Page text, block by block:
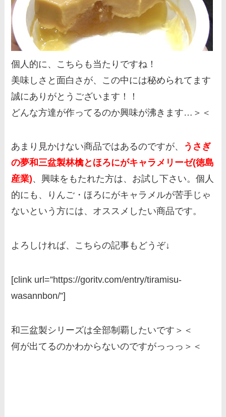
個人的に、こちらも当たりですね！
美味しさと面白さが、この中には秘められてます
誠にありがとうございます！！
どんな方達が作ってるのか興味が沸きます…＞＜
あまり見かけない商品ではあるのですが、 うさぎ
の夢和三盆製林檎とほろにがキャラメリーゼ(徳島
産業)、興味をもたれた方は、お試し下さい。個人
的にも、りんご・ほろにがキャラメルが苦手じゃ
ないという方には、オススメしたい商品です。
よろしければ、こちらの記事もどうぞ↓
[clink url=”https://goritv.com/entry/tiramisu-
wasannbon/”]
和三盆製シリーズは全部制覇したいです＞＜
何が出てるのかわからないのですがっっっ＞＜